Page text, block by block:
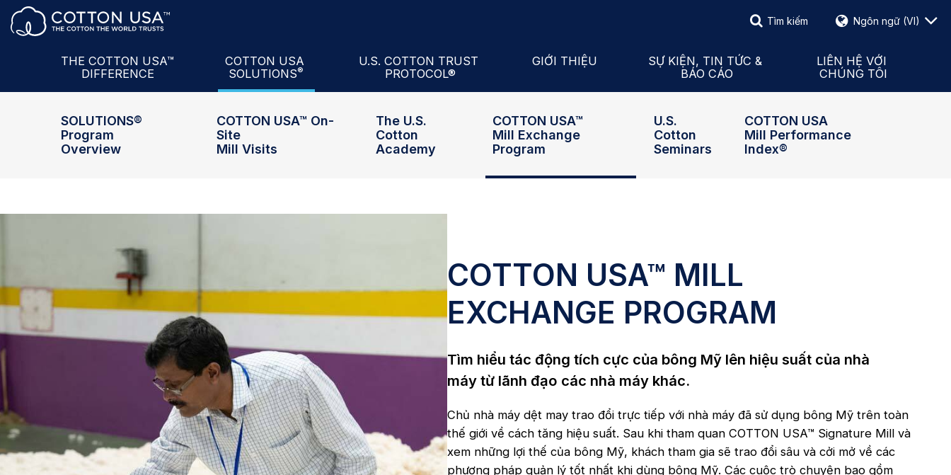
Tìm kiếm
Tìm kiếm Ngôn ngữ(VI)
THE COTTON USA™
DIFFERENCE
Dịch Vụ
Tri Thức
COTTON USA
SOLUTIONS®
COTTON USA Mill Performance Index®
U.S. COTTON TRUST
PROTOCOL®
Về U.S. Cotton Trust Protocol®
GIỚI THIỆU
Hiệp hội Bông Quốc tế Mỹ
SỰ KIỆN, TIN TỨC &
BÁO CÁO
Báo Cáo
Thông Cáo Báo Chí
LIÊN HỆ VỚI
CHÚNG TÔI
Nhân Viên & Đại Diện Quốc
SOLUTIONS®
Program
Overview
COTTON USA™ On-
Site
Mill Visits
The U.S.
Cotton
Academy
COTTON USA™
Mill Exchange
Program
U.S.
Cotton
Seminars
COTTON USA
Mill Performance
Index®
COTTON USA™ MILL
EXCHANGE PROGRAM
Tìm hiểu tác động tích cực của bông Mỹ lên hiệu suất của nhà
máy từ lãnh đạo các nhà máy khác.
Chủ nhà máy dệt may trao đổi trực tiếp với nhà máy đã sử dụng bông Mỹ trên toàn
thế giới về cách tăng hiệu suất. Sau khi tham quan COTTON USA™ Signature Mill và
xem những lợi thế của bông Mỹ, khách tham gia sẽ trao đổi sâu và cởi mở về các
phương pháp quản lý tốt nhất khi dùng bông Mỹ. Các cuộc trò chuyện bao gồm